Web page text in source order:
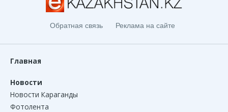
Обратная связь Реклама на сайте
Главная
Новости
Новости Караганды
Фотолента